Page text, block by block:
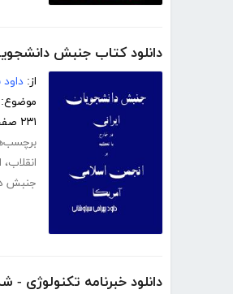
دانلود کتاب جنبش
از:
موضوع:
۲۳۱ صفحه
انقلاب،
جنبش
دانلود خبرنامه تکنولوژی -